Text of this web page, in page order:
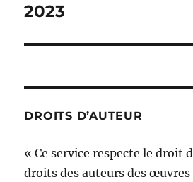
2023
DROITS D’AUTEUR
« Ce service respecte le droit
droits des auteurs des